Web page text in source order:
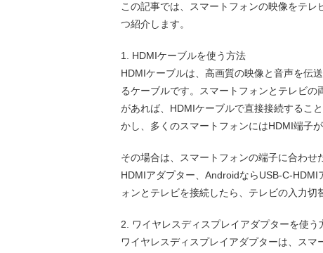
この記事では、スマートフォンの映像をテレ
つ紹介します。
1. HDMIケーブルを使う方法
HDMIケーブルは、高画質の映像と音声を伝
るケーブルです。スマートフォンとテレビの
があれば、HDMIケーブルで直接接続するこ
かし、多くのスマートフォンにはHDMI端子が
その場合は、スマートフォンの端子に合わ
HDMIアダプター、AndroidならUSB-C-
ォンとテレビを接続したら、テレビの入力切
2. ワイヤレスディスプレイアダプターを使う
ワイヤレスディスプレイアダプターは、ス